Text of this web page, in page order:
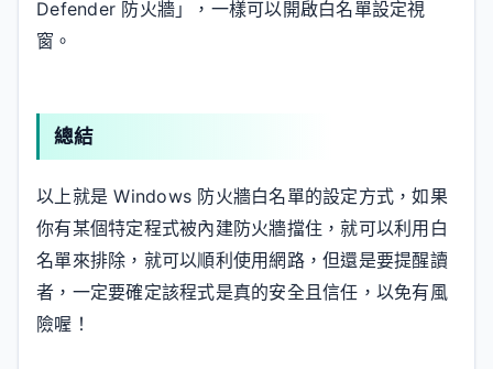
Defender 防火牆」，一樣可以開啟白名單設定視
窗。
總結
以上就是 Windows 防火牆白名單的設定方式，如果
你有某個特定程式被內建防火牆擋住，就可以利用白
名單來排除，就可以順利使用網路，但還是要提醒讀
者，一定要確定該程式是真的安全且信任，以免有風
險喔！